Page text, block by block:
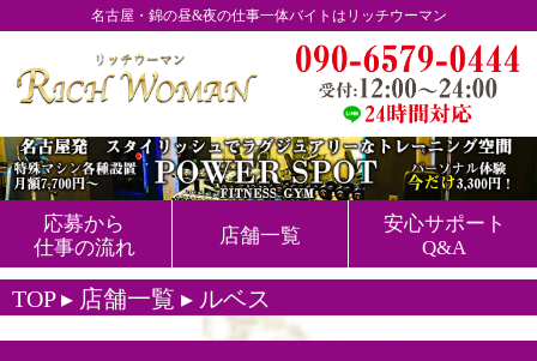
名古屋・錦の昼&夜の仕事一体バイトはリッチウーマン
応募から
仕事の流れ
店舗一覧
安心サポート
Q&A
TOP▸ 店舗一覧 ▸ ルベス